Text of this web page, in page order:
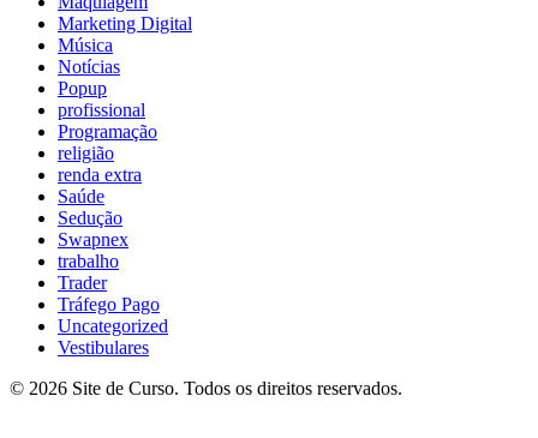
Marketing Digital
Música
Notícias
Popup
profissional
Programação
religião
renda extra
Saúde
Sedução
Swapnex
trabalho
Trader
Tráfego Pago
Uncategorized
Vestibulares
© 2026 Site de Curso. Todos os direitos reservados.